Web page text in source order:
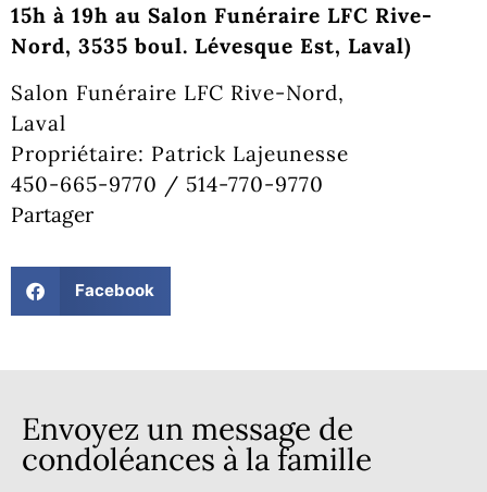
15h à 19h au Salon Funéraire LFC Rive-
Nord, 3535 boul. Lévesque Est, Laval)
Salon Funéraire LFC Rive-Nord,
Laval
Propriétaire: Patrick Lajeunesse
450-665-9770 / 514-770-9770
Partager
Facebook
Envoyez un message de
condoléances à la famille